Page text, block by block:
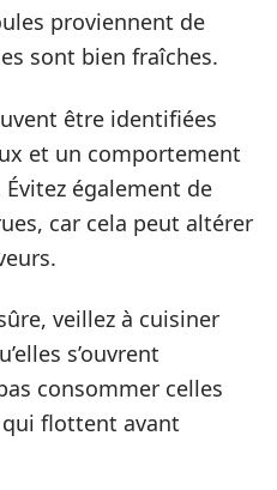
proviennent de
sont bien fraîches.
être identifiées
et un comportement
également de
car cela peut altérer
veillez à cuisiner
s’ouvrent
consommer celles
flottent avant